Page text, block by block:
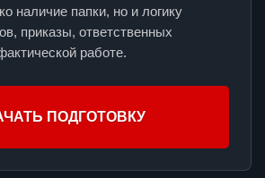
наличие папки, но и логику
приказы, ответственных
работе.
ПОДГОТОВКУ